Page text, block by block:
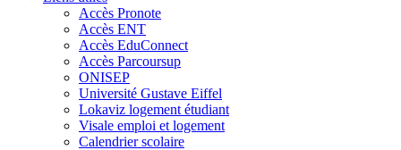
Accès Pronote
Accès ENT
Accès EduConnect
Accès Parcoursup
ONISEP
Université Gustave Eiffel
Lokaviz logement étudiant
Visale emploi et logement
Calendrier scolaire